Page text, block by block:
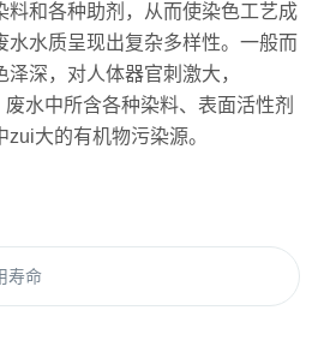
料和各种助剂，从而使染色工艺成
水水质呈现出复杂多样性。一般而
深，对人体器官刺激大，
水中所含各种染料、表面活性剂
大的有机物污染源。
寿命